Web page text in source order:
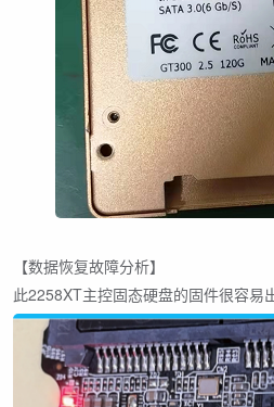
【数据恢复故障分析】
此2258XT主控固态硬盘的固件很容易